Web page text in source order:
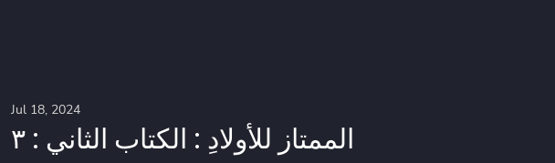
Jul 18, 2024
الممتاز للأولادِ : الكتاب الثاني : ٣